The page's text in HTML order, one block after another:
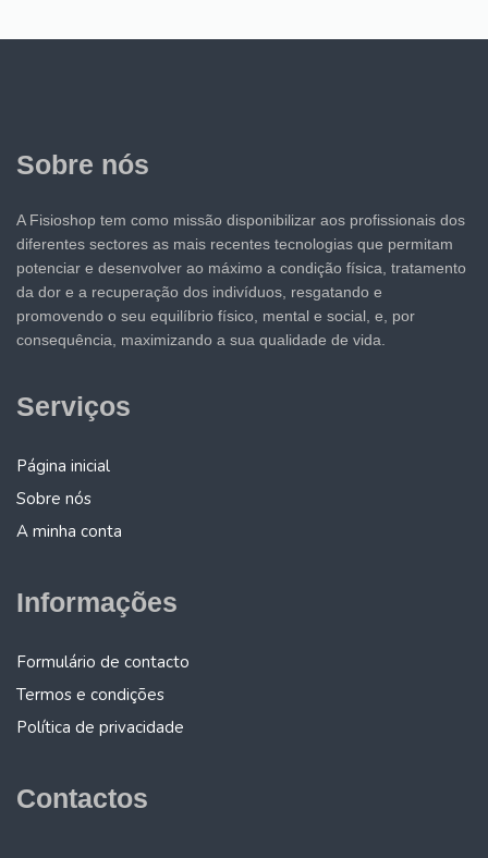
Sobre nós
A Fisioshop tem como missão disponibilizar aos profissionais dos
diferentes sectores as mais recentes tecnologias que permitam
potenciar e desenvolver ao máximo a condição física, tratamento
da dor e a recuperação dos indivíduos, resgatando e
promovendo o seu equilíbrio físico, mental e social, e, por
consequência, maximizando a sua qualidade de vida.
Serviços
Página inicial
Sobre nós
A minha conta
Informações
Formulário de contacto
Termos e condições
Política de privacidade
Contactos